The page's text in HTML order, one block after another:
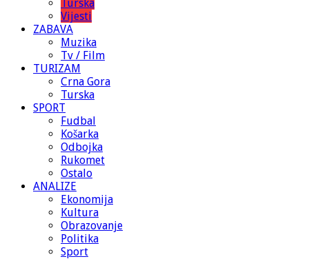
Turska
Vijesti
ZABAVA
Muzika
Tv / Film
TURIZAM
Crna Gora
Turska
SPORT
Fudbal
Košarka
Odbojka
Rukomet
Ostalo
ANALIZE
Ekonomija
Kultura
Obrazovanje
Politika
Sport